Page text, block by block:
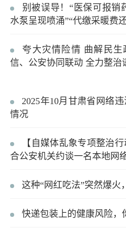
别被误导！“医保可报销
水泵呈现喷涌”“代缴采暖费
夸大灾情险情 曲解民
信、公安协同联动 全力整治
2025年10月甘肃省网络
情况
【自媒体乱象专项整治
合公安机关约谈一名本地网
这种“网红吃法”突然爆火
快递包装上的健康风险，